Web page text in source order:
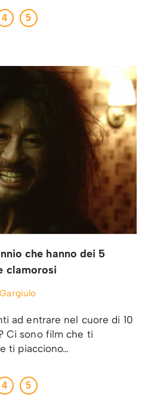
4 5
che hanno dei 5
clamorosi
ad entrare nel cuore di 10
Ci sono film che ti
ti piacciono…
4 5